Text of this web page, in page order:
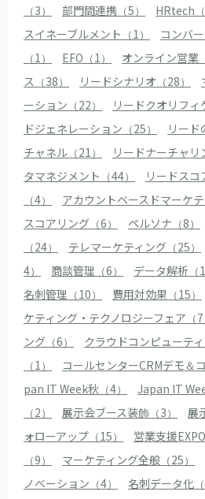
（3）
部門間連携（5） HRtech（
スイネーブルメント（1）
コンバ
（1）
EFO（1） オンライン営業
ス（38）
リードシナリオ（28）
ーション（22）
リードクオリフィ
ドジェネレーション（25）
リード
チャネル（21）
リードナーチャリ
タマネジメント（44）
リードスコ
（4）
アカウントベースドマーケテ
スコアリング（6）
ペルソナ（8）
（24）
テレマーケティング（25）
4）
商談管理（6） データ解析（
名刺管理（10）
費用対効果（15）
ケティング・テクノロジーフェア（7
ング（6）
クラウドコンピューティ
（1）
コールセンターCRMデモ＆
pan IT Week秋（4）
Japan IT
（2）
展示会ブース装飾（3） 展
ォローアップ（15）
営業支援EXPO
（9）
マーケティング全般（25）
ノベーション（4）
名刺データ化（